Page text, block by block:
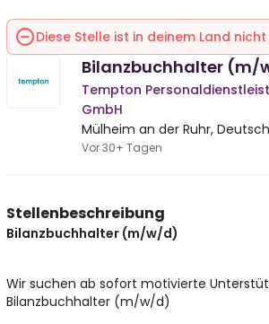
Diese Stelle ist in deinem Land
Bilanzbuchhalter (m/
Tempton
GmbH
Mülheim an der Ruhr,
Vor 30+ Tagen
Stellenbeschreibung
Bilanzbuchhalter (m/w/d)
Wir suchen ab sofort motivierte
Bilanzbuchhalter (m/w/d)